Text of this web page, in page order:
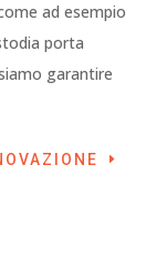
ad esempio
porta
garantire